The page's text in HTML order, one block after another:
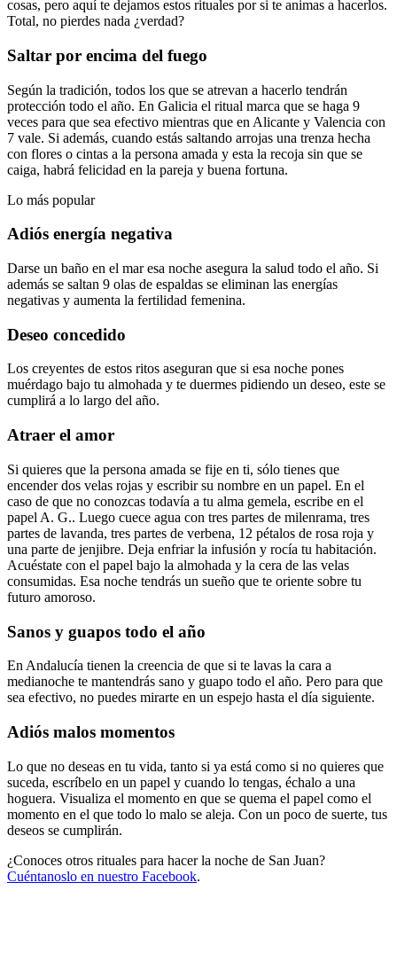
cosas, pero aquí te dejamos estos rituales por si te animas a hacerlos.
Total, no pierdes nada ¿verdad?
Saltar por encima del fuego
Según la tradición, todos los que se atrevan a hacerlo tendrán
protección todo el año. En Galicia el ritual marca que se haga 9
veces para que sea efectivo mientras que en Alicante y Valencia con
7 vale. Si además, cuando estás saltando arrojas una trenza hecha
con flores o cintas a la persona amada y esta la recoja sin que se
caiga, habrá felicidad en la pareja y buena fortuna.
Lo más popular
Adiós energía negativa
Darse un baño en el mar esa noche asegura la salud todo el año. Si
además se saltan 9 olas de espaldas se eliminan las energías
negativas y aumenta la fertilidad femenina.
Deseo concedido
Los creyentes de estos ritos aseguran que si esa noche pones
muérdago bajo tu almohada y te duermes pidiendo un deseo, este se
cumplirá a lo largo del año.
Atraer el amor
Si quieres que la persona amada se fije en ti, sólo tienes que
encender dos velas rojas y escribir su nombre en un papel. En el
caso de que no conozcas todavía a tu alma gemela, escribe en el
papel A. G.. Luego cuece agua con tres partes de milenrama, tres
partes de lavanda, tres partes de verbena, 12 pétalos de rosa roja y
una parte de jenjibre. Deja enfriar la infusión y rocía tu habitación.
Acuéstate con el papel bajo la almohada y la cera de las velas
consumidas. Esa noche tendrás un sueño que te oriente sobre tu
futuro amoroso.
Sanos y guapos todo el año
En Andalucía tienen la creencia de que si te lavas la cara a
medianoche te mantendrás sano y guapo todo el año. Pero para que
sea efectivo, no puedes mirarte en un espejo hasta el día siguiente.
Adiós malos momentos
Lo que no deseas en tu vida, tanto si ya está como si no quieres que
suceda, escríbelo en un papel y cuando lo tengas, échalo a una
hoguera. Visualiza el momento en que se quema el papel como el
momento en el que todo lo malo se aleja. Con un poco de suerte, tus
deseos se cumplirán.
¿Conoces otros rituales para hacer la noche de San Juan?
Cuéntanoslo en nuestro Facebook.